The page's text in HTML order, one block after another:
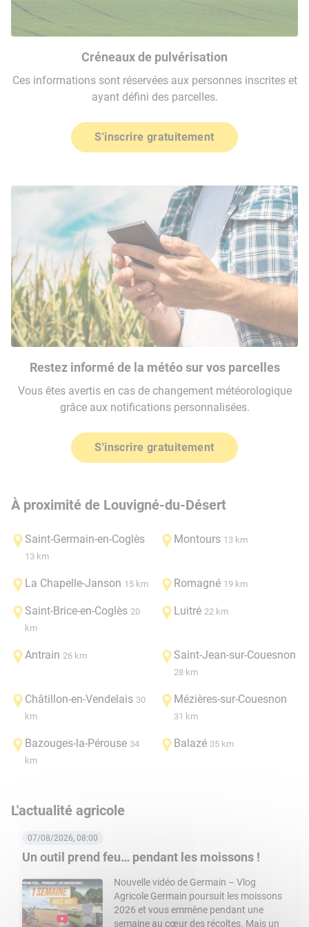
Créneaux de pulvérisation
Ces informations sont réservées aux personnes inscrites et
ayant défini des parcelles.
S'inscrire gratuitement
Restez informé de la météo sur vos parcelles
Vous êtes avertis en cas de changement météorologique
grâce aux notifications personnalisées.
S'inscrire gratuitement
À proximité de Louvigné-du-Désert
Saint-Germain-en-Coglès
13 km
Montours 13 km
La Chapelle-Janson 15 km Romagné 19 km
Saint-Brice-en-Coglès 20
km
Luitré 22 km
Antrain 26 km Saint-Jean-sur-Couesnon
28 km
Châtillon-en-Vendelais 30
km
Mézières-sur-Couesnon
31 km
Bazouges-la-Pérouse 34
km
Balazé 35 km
L'actualité agricole
Un outil prend feu… pendant les moissons !
07/08/2026, 08:00
Nouvelle vidéo de Germain – Vlog
Agricole Germain poursuit les moissons
2026 et vous emmène pendant une
semaine au cœur des récoltes. Mais un